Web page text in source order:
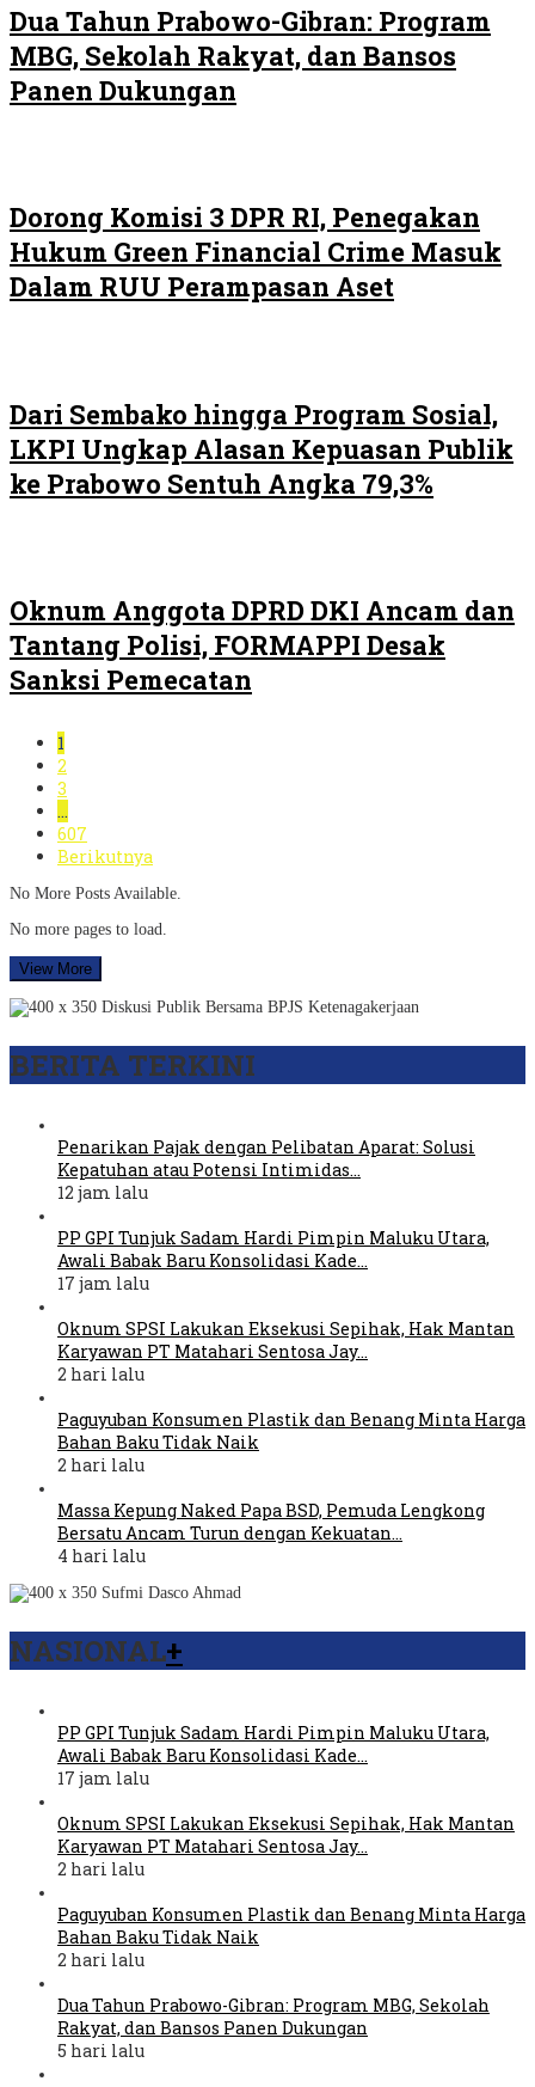
Dua Tahun Prabowo-Gibran: Program
MBG, Sekolah Rakyat, dan Bansos
Panen Dukungan
Dorong Komisi 3 DPR RI, Penegakan
Hukum Green Financial Crime Masuk
Dalam RUU Perampasan Aset
Dari Sembako hingga Program Sosial,
LKPI Ungkap Alasan Kepuasan Publik
ke Prabowo Sentuh Angka 79,3%
Oknum Anggota DPRD DKI Ancam dan
Tantang Polisi, FORMAPPI Desak
Sanksi Pemecatan
1
2
3
…
607
Berikutnya
No More Posts Available.
No more pages to load.
View More
BERITA TERKINI
Penarikan Pajak dengan Pelibatan Aparat: Solusi
Kepatuhan atau Potensi Intimidas…
12 jam lalu
PP GPI Tunjuk Sadam Hardi Pimpin Maluku Utara,
Awali Babak Baru Konsolidasi Kade…
17 jam lalu
Oknum SPSI Lakukan Eksekusi Sepihak, Hak Mantan
Karyawan PT Matahari Sentosa Jay…
2 hari lalu
Paguyuban Konsumen Plastik dan Benang Minta Harga
Bahan Baku Tidak Naik
2 hari lalu
Massa Kepung Naked Papa BSD, Pemuda Lengkong
Bersatu Ancam Turun dengan Kekuatan…
4 hari lalu
NASIONAL+
PP GPI Tunjuk Sadam Hardi Pimpin Maluku Utara,
Awali Babak Baru Konsolidasi Kade…
17 jam lalu
Oknum SPSI Lakukan Eksekusi Sepihak, Hak Mantan
Karyawan PT Matahari Sentosa Jay…
2 hari lalu
Paguyuban Konsumen Plastik dan Benang Minta Harga
Bahan Baku Tidak Naik
2 hari lalu
Dua Tahun Prabowo-Gibran: Program MBG, Sekolah
Rakyat, dan Bansos Panen Dukungan
5 hari lalu